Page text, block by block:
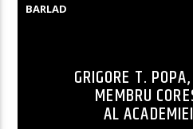
BARLAD
GRIGORE T.
MEMBRU
AL